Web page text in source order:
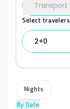
Transport
Select travelers
2+0
Nights
By Date